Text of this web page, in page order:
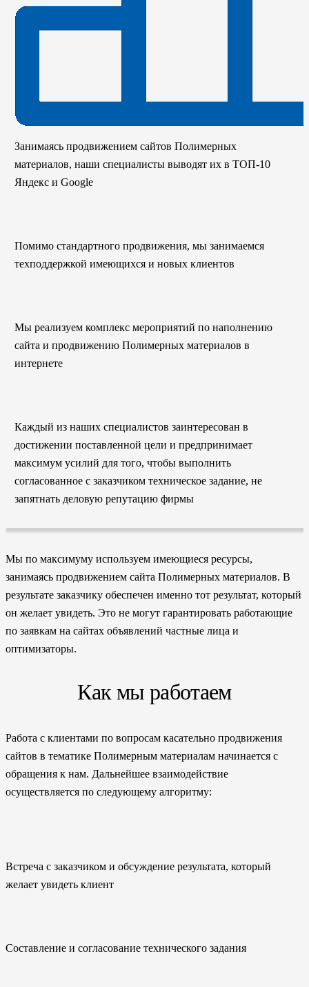
Занимаясь продвижением сайтов Полимерных
материалов, наши специалисты выводят их в ТОП-10
Яндекс и Google
Помимо стандартного продвижения, мы занимаемся
техподдержкой имеющихся и новых клиентов
Мы реализуем комплекс мероприятий по наполнению
сайта и продвижению Полимерных материалов в
интернете
Каждый из наших специалистов заинтересован в
достижении поставленной цели и предпринимает
максимум усилий для того, чтобы выполнить
согласованное с заказчиком техническое задание, не
запятнать деловую репутацию фирмы
Мы по максимуму используем имеющиеся ресурсы,
занимаясь продвижением сайта Полимерных материалов. В
результате заказчику обеспечен именно тот результат, который
он желает увидеть. Это не могут гарантировать работающие
по заявкам на сайтах объявлений частные лица и
оптимизаторы.
Как мы работаем
Работа с клиентами по вопросам касательно продвижения
сайтов в тематике Полимерным материалам начинается с
обращения к нам. Дальнейшее взаимодействие
осуществляется по следующему алгоритму:
Встреча с заказчиком и обсуждение результата, который
желает увидеть клиент
Составление и согласование технического задания